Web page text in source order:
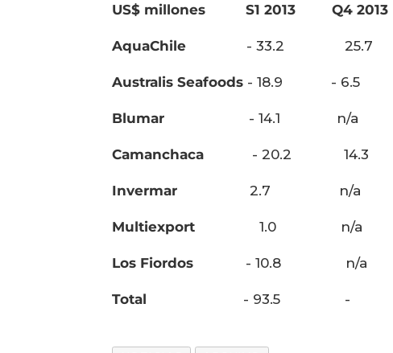
US$ millones S1 2013 Q4 2013
AquaChile - 33.2 25.7 -
Australis Seafoods - 18.9 - 6.5 -
Blumar - 14.1 n/a -
Camanchaca - 20.2 14.3
Invermar 2.7 n/a 8.3
Multiexport 1.0 n/a -
Los Fiordos - 10.8 n/a
Total - 93.5 - -